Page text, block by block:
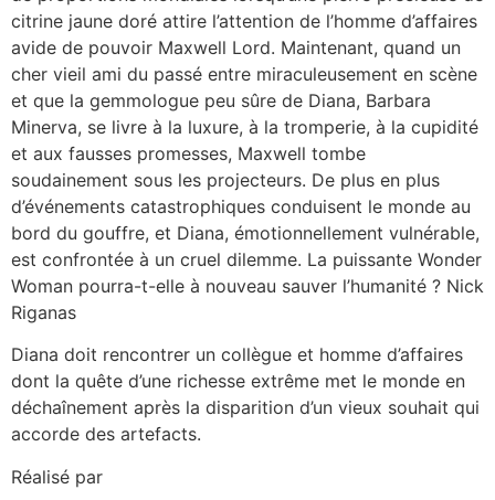
citrine jaune doré attire l’attention de l’homme d’affaires
avide de pouvoir Maxwell Lord. Maintenant, quand un
cher vieil ami du passé entre miraculeusement en scène
et que la gemmologue peu sûre de Diana, Barbara
Minerva, se livre à la luxure, à la tromperie, à la cupidité
et aux fausses promesses, Maxwell tombe
soudainement sous les projecteurs. De plus en plus
d’événements catastrophiques conduisent le monde au
bord du gouffre, et Diana, émotionnellement vulnérable,
est confrontée à un cruel dilemme. La puissante Wonder
Woman pourra-t-elle à nouveau sauver l’humanité ? Nick
Riganas
Diana doit rencontrer un collègue et homme d’affaires
dont la quête d’une richesse extrême met le monde en
déchaînement après la disparition d’un vieux souhait qui
accorde des artefacts.
Réalisé par